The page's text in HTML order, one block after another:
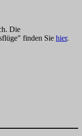
Die
finden Sie hier.